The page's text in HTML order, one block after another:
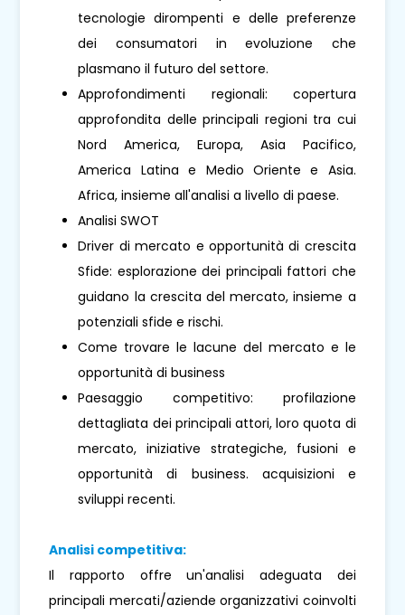
tecnologie dirompenti e delle preferenze
dei consumatori in evoluzione che
plasmano il futuro del settore.
Approfondimenti regionali: copertura
approfondita delle principali regioni tra cui
Nord America, Europa, Asia Pacifico,
America Latina e Medio Oriente e Asia.
Africa, insieme all'analisi a livello di paese.
Analisi SWOT
Driver di mercato e opportunità di crescita
Sfide: esplorazione dei principali fattori che
guidano la crescita del mercato, insieme a
potenziali sfide e rischi.
Come trovare le lacune del mercato e le
opportunità di business
Paesaggio competitivo: profilazione
dettagliata dei principali attori, loro quota di
mercato, iniziative strategiche, fusioni e
opportunità di business. acquisizioni e
sviluppi recenti.
Analisi competitiva:
Il rapporto offre un'analisi adeguata dei
principali mercati/aziende organizzativi coinvolti